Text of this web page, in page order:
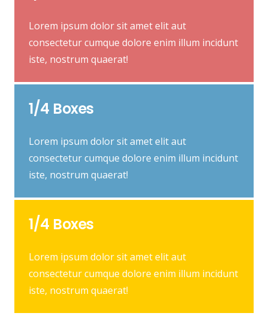
Lorem ipsum dolor sit amet elit aut
consectetur cumque dolore enim illum incidunt
iste, nostrum quaerat!
1/4 Boxes
Lorem ipsum dolor sit amet elit aut
consectetur cumque dolore enim illum incidunt
iste, nostrum quaerat!
1/4 Boxes
Lorem ipsum dolor sit amet elit aut
consectetur cumque dolore enim illum incidunt
iste, nostrum quaerat!